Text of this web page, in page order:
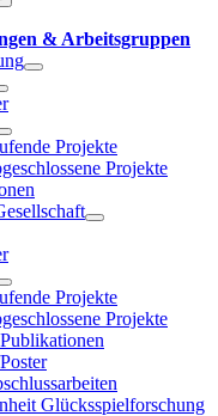
& Arbeitsgruppen
Projekte
Projekte
Projekte
Projekte
Glücksspielforschung